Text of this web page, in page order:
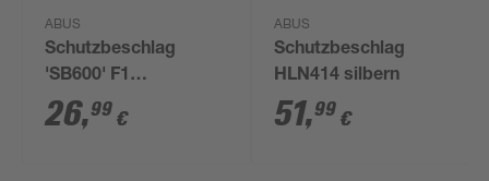
ABUS
Schutzbeschlag
'SB600' F1
CLC/DFNLI
26,99 €
ABUS
Schutzbeschlag
HLN414 silbern
51,99 €